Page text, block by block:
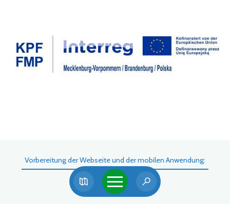
Vorbereitung der Webseite und der mobilen Anwendung: